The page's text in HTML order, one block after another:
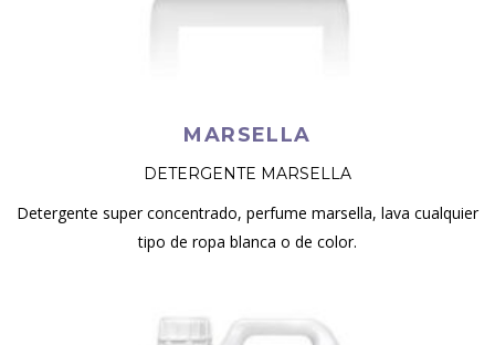
MARSELLA
DETERGENTE MARSELLA
Detergente super concentrado, perfume marsella, lava cualquier
tipo de ropa blanca o de color.